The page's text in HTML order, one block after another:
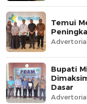
Temui
Bupati
Dasar